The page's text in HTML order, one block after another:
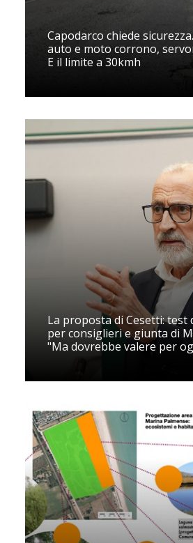
Capodarco chiede
auto e moto corrono,
E il limite a 30kmh
La proposta di Cesetti: test
per consiglieri e giunta di
"Ma dovrebbe valere per